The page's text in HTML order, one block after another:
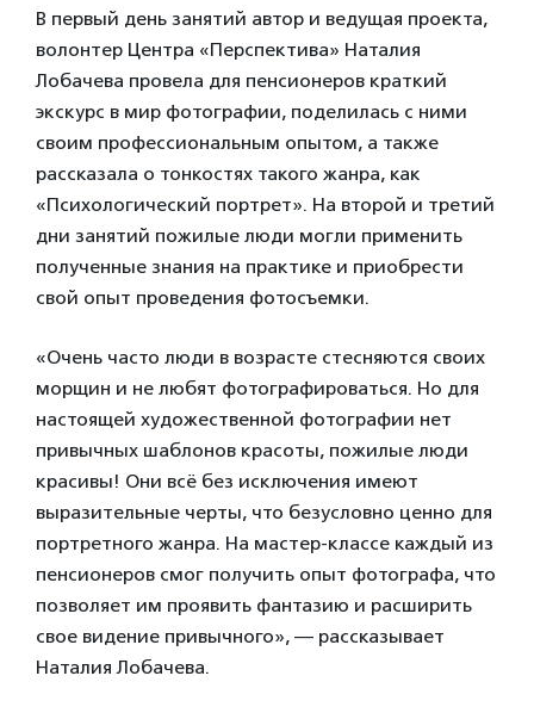
В первый день занятий автор и ведущая проекта,
волонтер Центра «Перспектива» Наталия
Лобачева провела для пенсионеров краткий
экскурс в мир фотографии, поделилась с ними
своим профессиональным опытом, а также
рассказала о тонкостях такого жанра, как
«Психологический портрет». На второй и третий
дни занятий пожилые люди могли применить
полученные знания на практике и приобрести
свой опыт проведения фотосъемки.
«Очень часто люди в возрасте стесняются своих
морщин и не любят фотографироваться. Но для
настоящей художественной фотографии нет
привычных шаблонов красоты, пожилые люди
красивы! Они всё без исключения имеют
выразительные черты, что безусловно ценно для
портретного жанра. На мастер-классе каждый из
пенсионеров смог получить опыт фотографа, что
позволяет им проявить фантазию и расширить
свое видение привычного», — рассказывает
Наталия Лобачева.